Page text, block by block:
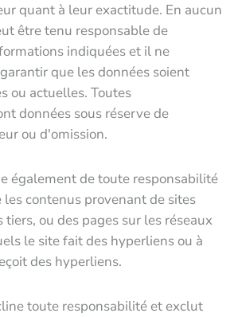
quant à leur exactitude. En aucun
être tenu responsable de
indiquées et il ne
que les données soient
ou actuelles. Toutes
données sous réserve de
ou d'omission.
également de toute responsabilité
les contenus provenant de sites
ou des pages sur les réseaux
le site fait des hyperliens ou à
des hyperliens.
toute responsabilité et exclut